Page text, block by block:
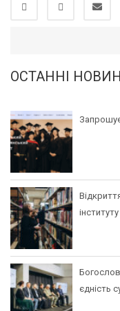
ОСТАННІ
інституту
єдність